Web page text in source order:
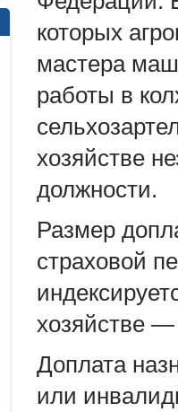
которых
мастера
работы в
хозяйстве
должности.
Размер
страховой
хозяйстве
Доплата
или